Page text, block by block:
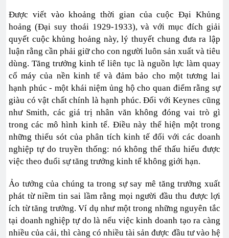
Được viết vào khoảng thời gian của cuộc Đại Khủng
hoảng (Đại suy thoái 1929-1933), và với mục đích giải
quyết cuộc khủng hoảng này, lý thuyết chung đưa ra lập
luận rằng cần phải giữ cho con người luôn sản xuất và tiêu
dùng. Tăng trưởng kinh tế liên tục là nguồn lực làm quay
cổ máy của nền kinh tế và đảm bảo cho một tương lai
hạnh phúc - một khái niệm ủng hộ cho quan điểm rằng sự
giàu có vật chất chính là hạnh phúc. Đối với Keynes cũng
như Smith, các giá trị nhân văn không đóng vai trò gì
trong các mô hình kinh tế. Điều này thể hiện một trong
những thiếu sót của phân tích kinh tế đối với các doanh
nghiệp tự do truyền thống: nó không thể thấu hiểu được
việc theo đuổi sự tăng trưởng kinh tế không giới hạn.
Ảo tưởng của chúng ta trong sự say mê tăng trưởng xuất
phát từ niềm tin sai lầm rằng mọi người đầu thu được lợi
ích từ tăng trưởng. Ví dụ như một trong những nguyên tắc
tại doanh nghiệp tự do là nếu việc kinh doanh tạo ra càng
nhiều của cải, thì càng có nhiều tài sản được đầu tư vào hệ